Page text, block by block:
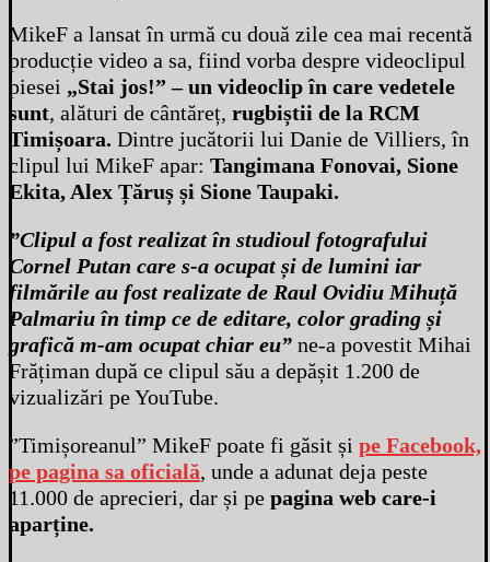
MikeF a lansat în urmă cu două zile cea mai recentă
producție video a sa, fiind vorba despre videoclipul
piesei „Stai jos!” – un videoclip în care vedetele
sunt, alături de cântăreț, rugbiștii de la RCM
Timișoara. Dintre jucătorii lui Danie de Villiers, în
clipul lui MikeF apar: Tangimana Fonovai, Sione
Ekita, Alex Țăruș și Sione Taupaki.
”Clipul a fost realizat în studioul fotografului
Cornel Putan care s-a ocupat și de lumini iar
filmările au fost realizate de Raul Ovidiu Mihuță
Palmariu în timp ce de editare, color grading și
grafică m-am ocupat chiar eu” ne-a povestit Mihai
Frățiman după ce clipul său a depășit 1.200 de
vizualizări pe YouTube.
”Timișoreanul” MikeF poate fi găsit și pe Facebook,
pe pagina sa oficială, unde a adunat deja peste
11.000 de aprecieri, dar și pe pagina web care-i
aparține.